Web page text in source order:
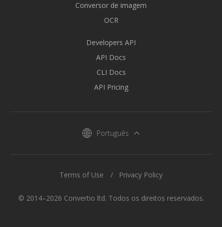
Conversor de imagem
OCR
Developers API
API Docs
CLI Docs
API Pricing
Português
© 2014–2026 Convertio ltd. Todos os direitos reservados.
Terms of Use Privacy Policy